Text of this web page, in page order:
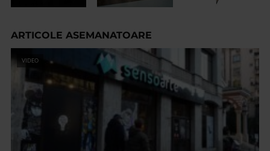
ARTICOLE ASEMANATOARE
VIDEO